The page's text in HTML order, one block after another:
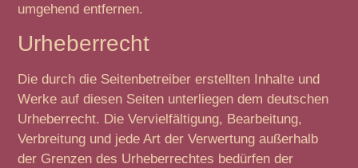
umgehend entfernen.
Urheberrecht
Die durch die Seitenbetreiber erstellten Inhalte und
Werke auf diesen Seiten unterliegen dem deutschen
Urheberrecht. Die Vervielfältigung, Bearbeitung,
Verbreitung und jede Art der Verwertung außerhalb
der Grenzen des Urheberrechtes bedürfen der